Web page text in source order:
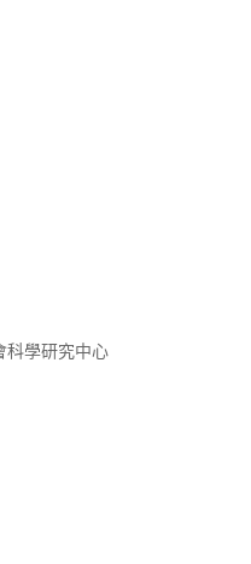
科學研究中心